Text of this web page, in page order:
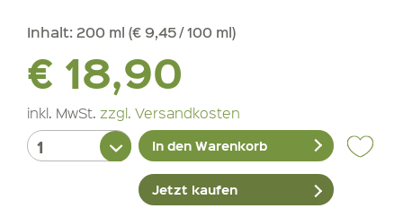
Inhalt: 200 ml (€ 9,45 / 100 ml)
€ 18,90
inkl. MwSt. zzgl. Versandkosten
In den Warenkorb
Jetzt kaufen